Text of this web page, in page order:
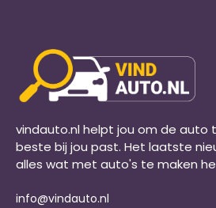
vindauto.nl helpt jou om de auto
beste bij jou past. Het laatste
alles wat met auto's te maken
info@vindauto.nl